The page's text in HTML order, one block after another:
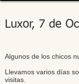
Luxor, 7 de
Algunos de los chicos
Llevamos varios días
visitas.